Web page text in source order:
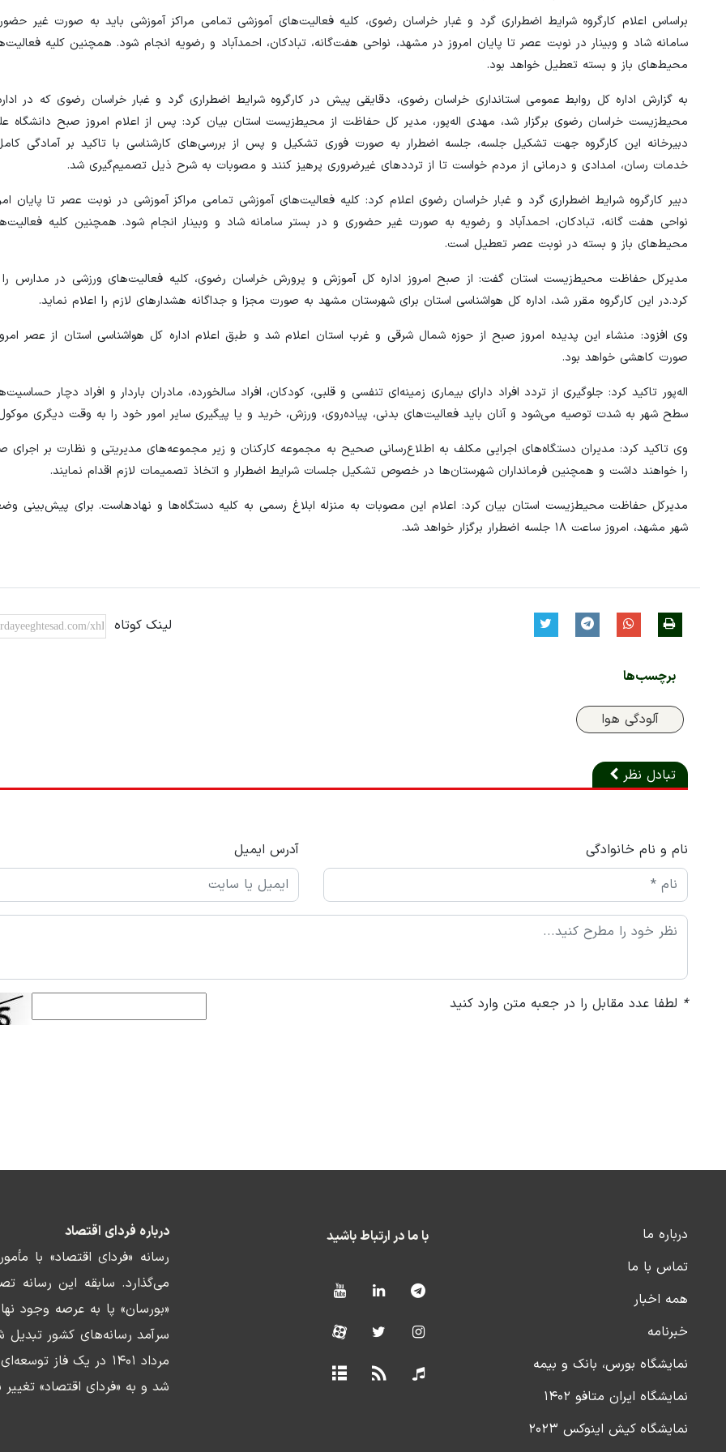
براساس اعلام کارگروه شرایط اضطراری گرد و غبار خراسان رضوی، کلیه فعالیت‌های آموزشی تمامی مراکز آموزشی باید به صورت غیر
سامانه شاد و وبینار در نوبت عصر تا پایان امروز در مشهد، نواحی هفت‌گانه، تبادکان، احمدآباد و رضویه انجام شود. همچنین کلیه
محیط‌های باز و بسته تعطیل خواهد بود.
به گزارش اداره کل روابط عمومی استانداری خراسان رضوی، دقایقی پیش در کارگروه شرایط اضطراری گرد و غبار خراسان رضوی که در
محیط‌زیست خراسان رضوی برگزار شد، مهدی اله‌پور، مدیر کل حفاظت از محیط‌زیست استان بیان کرد: پس از اعلام امروز صبح دانشگاه
دبیرخانه این کارگروه جهت تشکیل جلسه، جلسه اضطرار به صورت فوری تشکیل و پس از بررسی‌های کارشناسی با تاکید بر آمادگی
خدمات رسان، امدادی و درمانی از مردم خواست تا از ترددهای غیرضروری پرهیز کنند و مصوبات به شرح ذیل تصمیم‌گیری شد.
دبیر کارگروه شرایط اضطراری گرد و غبار خراسان رضوی اعلام کرد: کلیه فعالیت‌های آموزشی تمامی مراکز آموزشی در نوبت عصر تا پایان
نواحی هفت گانه، تبادکان، احمدآباد و رضویه به صورت غیر حضوری و در بستر سامانه شاد و وبینار انجام شود. همچنین کلیه
محیط‌های باز و بسته در نوبت عصر تعطیل است.
مدیرکل حفاظت محیط‌زیست استان گفت: از صبح امروز اداره کل آموزش و پرورش خراسان رضوی، کلیه فعالیت‌های ورزشی در مدارس را
کرد.در این کارگروه مقرر شد، اداره کل هواشناسی استان برای شهرستان مشهد به صورت مجزا و جداگانه هشدارهای لازم را اعلام نماید.
وی افزود: منشاء این پدیده امروز صبح از حوزه شمال شرقی و غرب استان اعلام شد و طبق اعلام اداره کل هواشناسی استان از عصر
صورت کاهشی خواهد بود.
اله‌پور تاکید کرد: جلوگیری از تردد افراد دارای بیماری زمینه‌ای تنفسی و قلبی، کودکان، افراد سالخورده، مادران باردار و افراد دچار
سطح شهر به شدت توصیه می‌شود و آنان باید فعالیت‌های بدنی، پیاده‌روی، ورزش، خرید و یا پیگیری سایر امور خود را به وقت دیگری
وی تاکید کرد: مدیران دستگاه‌های اجرایی مکلف به اطلاع‌رسانی صحیح به مجموعه کارکنان و زیر مجموعه‌های مدیریتی و نظارت بر
را خواهند داشت و همچنین فرمانداران شهرستان‌ها در خصوص تشکیل جلسات شرایط اضطرار و اتخاذ تصمیمات لازم اقدام نمایند.
مدیرکل حفاظت محیط‌زیست استان بیان کرد: اعلام این مصوبات به منزله ابلاغ رسمی به کلیه دستگاه‌ها و نهادهاست. برای پیش‌بینی
شهر مشهد، امروز ساعت ۱۸ جلسه اضطرار برگزار خواهد شد.
لینک کوتاه
برچسب‌ها
آلودگی هوا
تبادل نظر
نام و نام خانوادگی آدرس ایمیل
* لطفا عدد مقابل را در جعبه متن وارد کنید
درباره ما
تماس با ما
همه اخبار
خبرنامه
نمایشگاه بورس، بانک و بیمه
نمایشگاه ایران متافو ۱۴۰۲
نمایشگاه کیش اینوکس ۲۰۲۳
با ما در ارتباط باشید
درباره فردای اقتصاد
رسانه «فردای اقتصاد» با
«بورسان» پا به عرصه وجود
سرآمد رسانه‌های کشور
مرداد ۱۴۰۱ در یک
شد و به «فردای اقتصاد» تغییر